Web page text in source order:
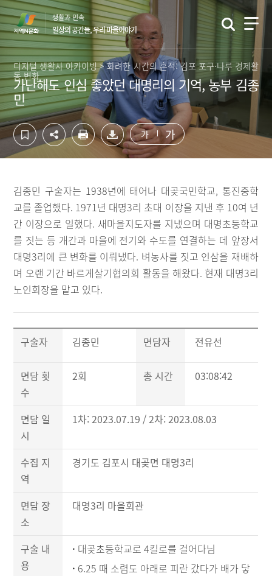
컨
텐
츠
영
역
바
로
가
기
하
단
영
역
바
로
가
기
생활과 민속
일상의 공간들, 우리 마을이야기
디지털 생활사 아카이빙 > 화려한 시간의 흔적: 김포 포구·나루 경제활
동 변화
가난해도 인심 좋았던 대명리의 기억, 농부 김종
민
가 가
김종민 구술자는 1938년에 태어나 대곶국민학교, 통진중학
교를 졸업했다. 1971년 대명3리 초대 이장을 지낸 후 10여 년
간 이장으로 일했다. 새마을지도자를 지냈으며 대명초등학교
를 짓는 등 개간과 마을에 전기와 수도를 연결하는 데 앞장서
대명3리에 큰 변화를 이뤄냈다. 벼농사를 짓고 인삼을 재배하
며 오랜 기간 바르게살기협의회 활동을 해왔다. 현재 대명3리
노인회장을 맡고 있다.
구술자 김종민 면담자 전유선
면담 횟
수
2회 총 시간 03:08:42
면담 일
시
1차: 2023.07.19 / 2차: 2023.08.03
수집 지
역
경기도 김포시 대곶면 대명3리
면담 장
소
대명3리 마을회관
구술 내
용
· 대곶초등학교로 4킬로를 걸어다님
· 6.25 때 소렴도 아래로 피란 갔다가 배가 닿